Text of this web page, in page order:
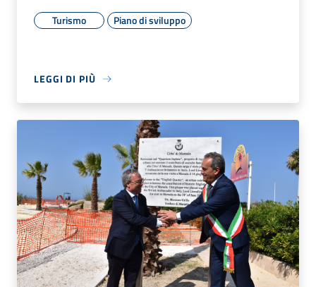
Turismo Piano di sviluppo
LEGGI DI PIÙ